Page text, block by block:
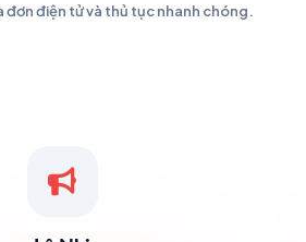
đơn điện tử và thủ tục nhanh chóng.